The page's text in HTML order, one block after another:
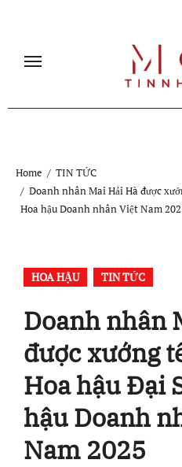
content
Home
TIN TỨC
Doanh nhân Mai Hải Hà được
Hoa hậu Doanh nhân Việt Nam
HOA HẬU TIN TỨC
Doanh nhân
được xướng
Hoa hậu Đại
hậu Doanh
Nam 2025